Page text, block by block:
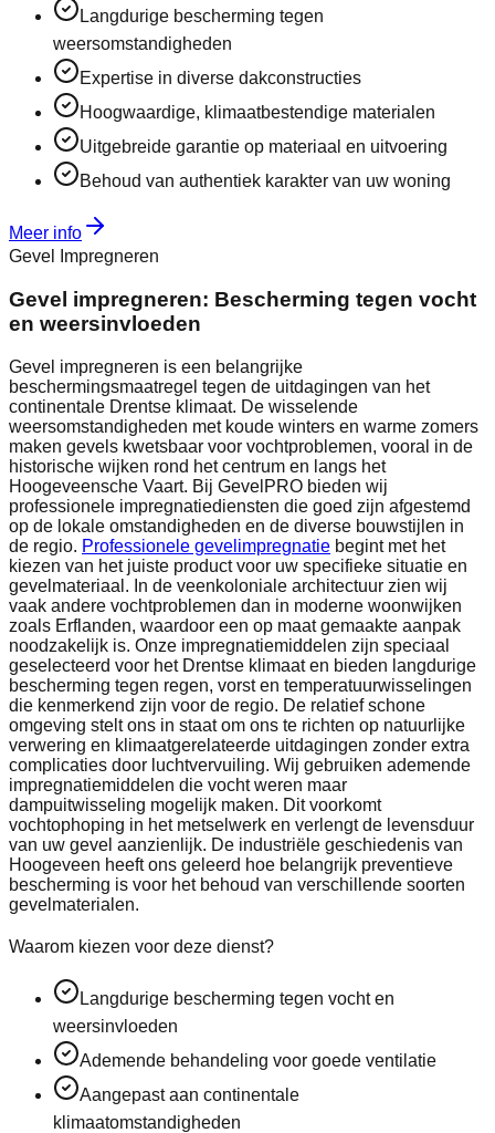
Langdurige bescherming tegen
weersomstandigheden
Expertise in diverse dakconstructies
Hoogwaardige, klimaatbestendige materialen
Uitgebreide garantie op materiaal en uitvoering
Behoud van authentiek karakter van uw woning
Meer info
Gevel Impregneren
Gevel impregneren: Bescherming tegen vocht
en weersinvloeden
Gevel impregneren is een belangrijke
beschermingsmaatregel tegen de uitdagingen van het
continentale Drentse klimaat. De wisselende
weersomstandigheden met koude winters en warme zomers
maken gevels kwetsbaar voor vochtproblemen, vooral in de
historische wijken rond het centrum en langs het
Hoogeveensche Vaart. Bij GevelPRO bieden wij
professionele impregnatiediensten die goed zijn afgestemd
op de lokale omstandigheden en de diverse bouwstijlen in
de regio. Professionele gevelimpregnatie begint met het
kiezen van het juiste product voor uw specifieke situatie en
gevelmateriaal. In de veenkoloniale architectuur zien wij
vaak andere vochtproblemen dan in moderne woonwijken
zoals Erflanden, waardoor een op maat gemaakte aanpak
noodzakelijk is. Onze impregnatiemiddelen zijn speciaal
geselecteerd voor het Drentse klimaat en bieden langdurige
bescherming tegen regen, vorst en temperatuurwisselingen
die kenmerkend zijn voor de regio. De relatief schone
omgeving stelt ons in staat om ons te richten op natuurlijke
verwering en klimaatgerelateerde uitdagingen zonder extra
complicaties door luchtvervuiling. Wij gebruiken ademende
impregnatiemiddelen die vocht weren maar
dampuitwisseling mogelijk maken. Dit voorkomt
vochtophoping in het metselwerk en verlengt de levensduur
van uw gevel aanzienlijk. De industriële geschiedenis van
Hoogeveen heeft ons geleerd hoe belangrijk preventieve
bescherming is voor het behoud van verschillende soorten
gevelmaterialen.
Waarom kiezen voor deze dienst?
Langdurige bescherming tegen vocht en
weersinvloeden
Ademende behandeling voor goede ventilatie
Aangepast aan continentale
klimaatomstandigheden